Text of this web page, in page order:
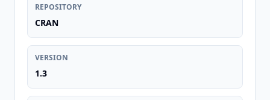
REPOSITORY
CRAN
VERSION
1.3